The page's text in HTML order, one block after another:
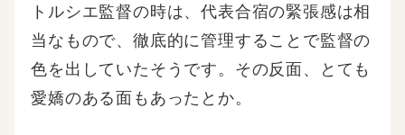
トルシエ監督の時は、代表合宿の緊張感は相
当なもので、徹底的に管理することで監督の
色を出していたそうです。その反面、とても
愛嬌のある面もあったとか。